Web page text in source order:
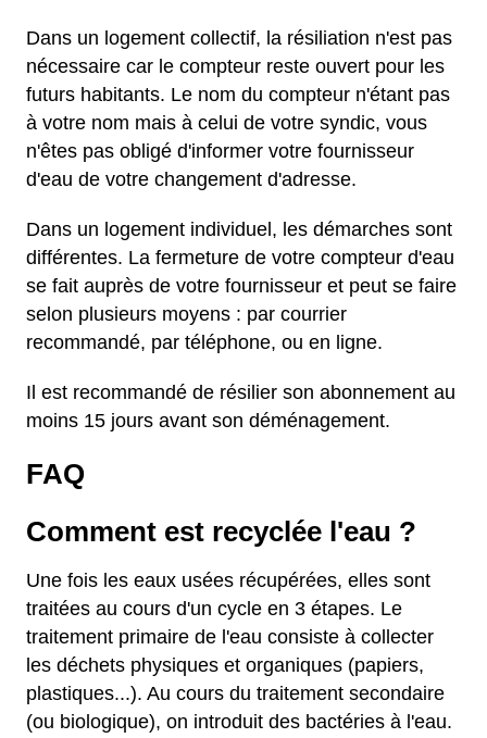
Dans un logement collectif, la résiliation n'est pas
nécessaire car le compteur reste ouvert pour les
futurs habitants. Le nom du compteur n'étant pas
à votre nom mais à celui de votre syndic, vous
n'êtes pas obligé d'informer votre fournisseur
d'eau de votre changement d'adresse.
Dans un logement individuel, les démarches sont
différentes. La fermeture de votre compteur d'eau
se fait auprès de votre fournisseur et peut se faire
selon plusieurs moyens : par courrier
recommandé, par téléphone, ou en ligne.
Il est recommandé de résilier son abonnement au
moins 15 jours avant son déménagement.
FAQ
Comment est recyclée l'eau ?
Une fois les eaux usées récupérées, elles sont
traitées au cours d'un cycle en 3 étapes. Le
traitement primaire de l'eau consiste à collecter
les déchets physiques et organiques (papiers,
plastiques...). Au cours du traitement secondaire
(ou biologique), on introduit des bactéries à l'eau.